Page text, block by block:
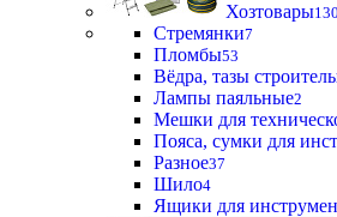
Хозтовары130
Стремянки7
Пломбы53
Вёдра, тазы
Лампы паяльные2
Мешки для
Пояса, сумки для
Разное37
Шило4
Ящики для